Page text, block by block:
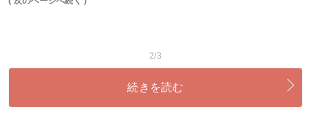
2/3
続きを読む